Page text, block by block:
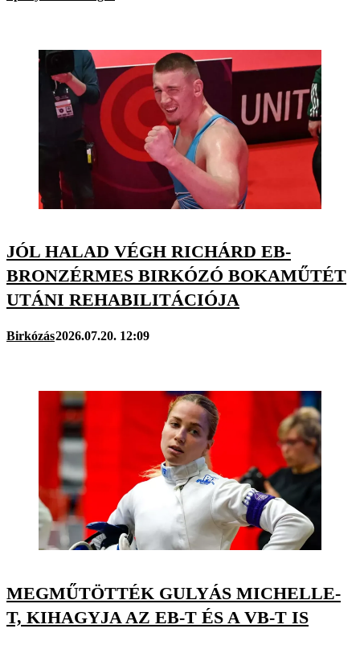
JÓL HALAD VÉGH RICHÁRD EB-
BRONZÉRMES BIRKÓZÓ BOKAMŰTÉT
UTÁNI REHABILITÁCIÓJA
Birkózás2026.07.20. 12:09
MEGMŰTÖTTÉK GULYÁS MICHELLE-
T, KIHAGYJA AZ EB-T ÉS A VB-T IS